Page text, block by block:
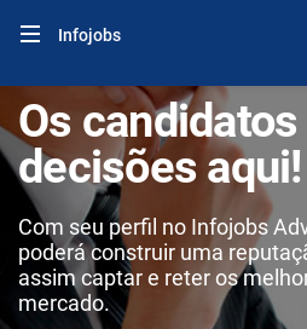
Infojobs
Os
decisões aqui!
Com seu perfil no Infojobs
poderá construir uma
assim captar e reter os
mercado.